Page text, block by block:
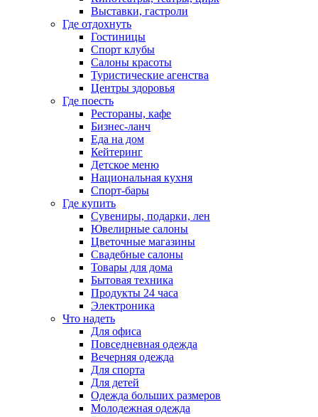
Выставки, гастроли
Где отдохнуть
Гостиницы
Спорт клубы
Салоны красоты
Туристические агенства
Центры здоровья
Где поесть
Рестораны, кафе
Бизнес-ланч
Еда на дом
Кейтеринг
Детское меню
Национальная кухня
Спорт-бары
Где купить
Сувениры, подарки, лен
Ювелирные салоны
Цветочные магазины
Свадебные салоны
Товары для дома
Бытовая техника
Продукты 24 часа
Электроника
Что надеть
Для офиса
Повседневная одежда
Вечерняя одежда
Для спорта
Для детей
Одежда больших размеров
Молодежная одежда